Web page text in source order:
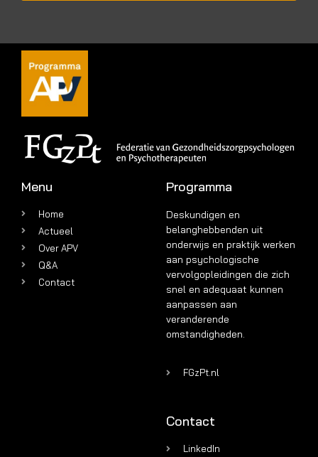
Menu
Home
Actueel
Over APV
Q&A
Contact
Programma
Deskundigen en
belanghebbenden uit
onderwijs en praktijk werken
aan psychologische
vervolgopleidingen die zich
snel en adequaat kunnen
aanpassen aan
veranderende
omstandigheden.
FGzPt.nl
Contact
LinkedIn